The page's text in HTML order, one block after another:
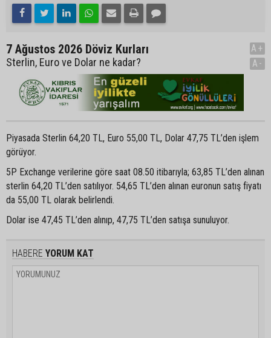
7 Ağustos 2026 Döviz Kurları
Sterlin, Euro ve Dolar ne kadar?
A+
A-
Piyasada Sterlin 64,20 TL, Euro 55,00 TL, Dolar 47,75 TL’den işlem
görüyor.
5P Exchange verilerine göre saat 08.50 itibarıyla; 63,85 TL’den alınan
sterlin 64,20 TL’den satılıyor. 54,65 TL’den alınan euronun satış fiyatı
da 55,00 TL olarak belirlendi.
Dolar ise 47,45 TL’den alınıp, 47,75 TL’den satışa sunuluyor.
HABERE YORUM KAT